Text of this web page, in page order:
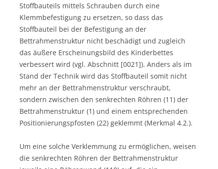
Stoffbauteils mittels Schrauben durch eine
Klemmbefestigung zu ersetzen, so dass das
Stoffbauteil bei der Befestigung an der
Bettrahmenstruktur nicht beschädigt und zugleich
das äußere Erscheinungsbild des Kinderbettes
verbessert wird (vgl. Abschnitt [0021]). Anders als im
Stand der Technik wird das Stoffbauteil somit nicht
mehr an der Bettrahmenstruktur verschraubt,
sondern zwischen den senkrechten Röhren (11) der
Bettrahmenstruktur (1) und einem entsprechenden
Positionierungspfosten (22) geklemmt (Merkmal 4.2.).
Um eine solche Verklemmung zu ermöglichen, weisen
die senkrechten Röhren der Bettrahmenstruktur